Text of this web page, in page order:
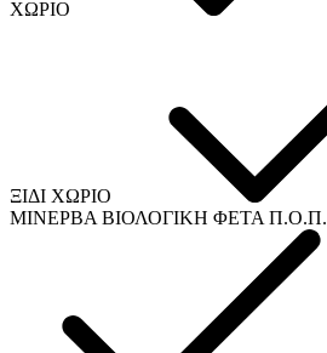
ΧΩΡΙΟ
ΞΙΔΙ ΧΩΡΙΟ
ΜΙΝΕΡΒΑ ΒΙΟΛΟΓΙΚΗ ΦΕΤΑ Π.Ο.Π.